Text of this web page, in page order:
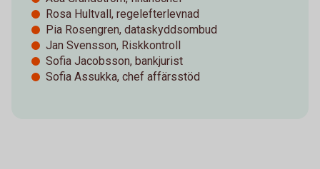
Rosa Hultvall, regelefterlevnad
Pia Rosengren, dataskyddsombud
Jan Svensson, Riskkontroll
Sofia Jacobsson, bankjurist
Sofia Assukka, chef affärsstöd